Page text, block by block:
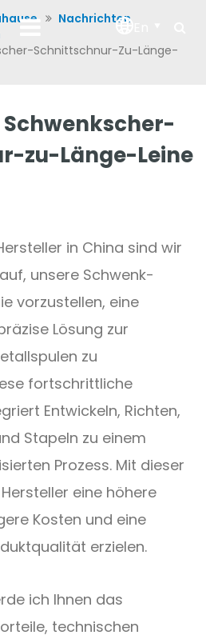
Nachrichten
Schnittschnur-Zu-Länge-
zu-Länge-Leine
in China sind wir
unsere Schwenk-
vorzustellen, eine
Lösung zur
zu
fortschrittliche
Entwickeln, Richten,
Stapeln zu einem
Prozess. Mit dieser
eine höhere
Kosten und eine
erzielen.
ich Ihnen das
technischen